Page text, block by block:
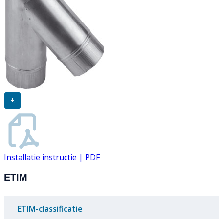
Installatie instructie | PDF
ETIM
ETIM-classificatie